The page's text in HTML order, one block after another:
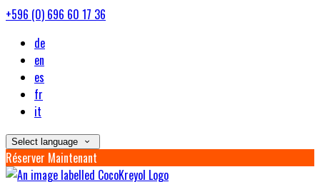
+596 (0) 696 60 17 36
de
en
es
fr
it
Select language
Réserver Maintenant